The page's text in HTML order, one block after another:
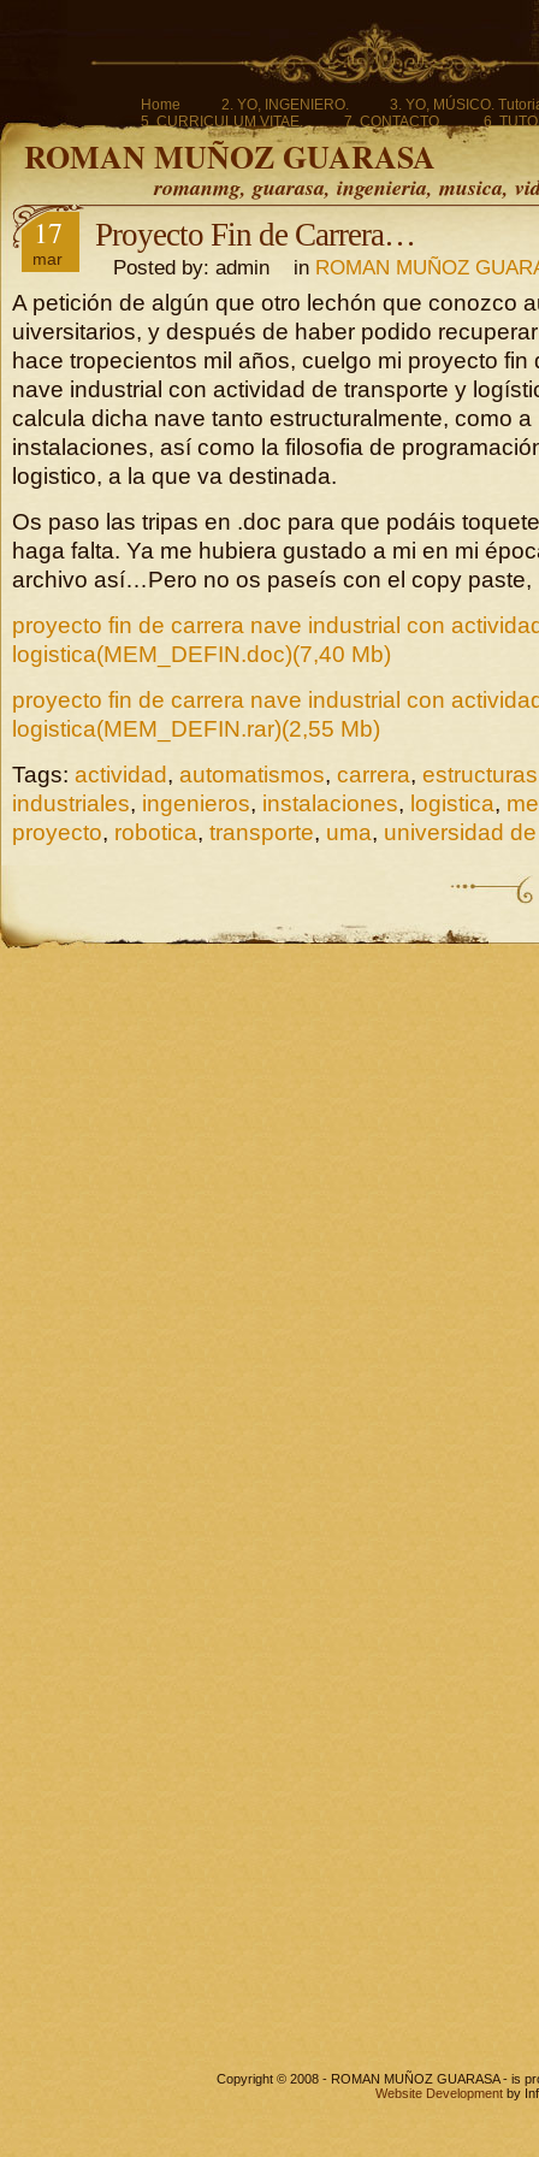
Home 2. YO, INGENIERO.
3. YO, MÚSICO.
5. CURRICULUM VITAE.
7. CONTACTO. 6.
ROMAN MUÑOZ GUARASA
romanmg, guarasa, ingenieria, musica,
17
mar
Proyecto Fin de Carrera…
Posted by: admin in ROMAN MUÑOZ
A petición de algún que otro lechón que conozco
uiversitarios, y después de haber podido
hace tropecientos mil años, cuelgo mi proyecto fin
nave industrial con actividad de transporte y
calcula dicha nave tanto estructuralmente, como a
instalaciones, así como la filosofia de
logistico, a la que va destinada.
Os paso las tripas en .doc para que podáis
haga falta. Ya me hubiera gustado a mi en mi
archivo así…Pero no os paseís con el copy
proyecto fin de carrera nave industrial con
logistica(MEM_DEFIN.doc)(7,40 Mb)
proyecto fin de carrera nave industrial con
logistica(MEM_DEFIN.rar)(2,55 Mb)
Tags: actividad, automatismos, carrera, estructuras
industriales, ingenieros, instalaciones, logistica,
proyecto, robotica, transporte, uma, universidad
Copyright © 2008 - ROMAN MUÑOZ GUARASA - is
Website Development by